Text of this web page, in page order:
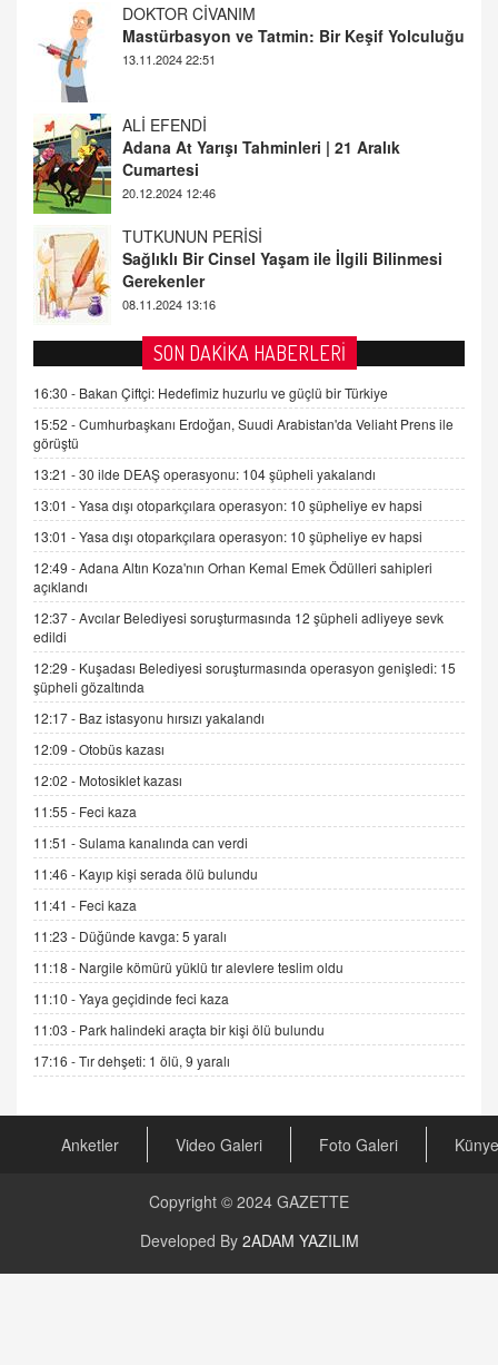
ALİ EFENDİ
Adana At Yarışı Tahminleri | 21 Aralık
Cumartesi
TUTKUNUN PERİSİ
Sağlıklı Bir Cinsel Yaşam ile İlgili Bilinmesi
Gerekenler
08.11.2024 13:16
FARUK ÖNALAN
Tezkere Onaylanmasaydı…
2 Kasım 2021 Salı 00:11
AV. DOĞAN CAN DOĞAN
Kişisel verilerin korunması ve dijital hukukun
gelişimi
15.09.2025 16:17
SEHER EREK
Kış Ayları Geldi, Hangi Önlemler Alınmalı?
9.12.2025 10:11
İNCİ GÜL AKÖL
06.07.2026 13:00
ADEM AKÖL
Esed Destekçilerinin Yüzüne Vurulan Şamar:
Sednaya
11.12.2024 12:30
DR. EKREM ASLAN
Gerçek Ne, Algı Ne? "Beraber Yürüyoruz"
Cümlesinin Peşinden
19.07.2025 12:45
GÖNÜL MENEKŞE
Şifacının Yolu
04.11.2025 12:56
AV. RÜMEYSA ÖZKALE
Kira Uyuşmazlıklarında Dava Açmadan Önce
Arabulucuya Başvuru Şartı
CAN UĞURATEŞ
Değişen yapısıyla Suriye
GÜNLÜK BURÇ YORUMU
SON DAKİKA HABERLERİ
16:30 - Bakan Çiftçi: Hedefimiz huzurlu ve güçlü bir Türkiye
15:52 -Cumhurbaşkanı Erdoğan, Suudi Arabistan'da Veliaht Prens ile
görüştü
13:21 -30 ilde DEAŞ operasyonu: 104 şüpheli yakalandı
13:01 -Yasa dışı otoparkçılara operasyon: 10 şüpheliye ev hapsi
13:01 -Yasa dışı otoparkçılara operasyon: 10 şüpheliye ev hapsi
12:49 -Adana Altın Koza'nın Orhan Kemal Emek Ödülleri sahipleri
açıklandı
12:37 -Avcılar Belediyesi soruşturmasında 12 şüpheli adliyeye sevk
edildi
12:29 - Kuşadası Belediyesi soruşturmasında operasyon genişledi: 15
şüpheli gözaltında
12:17 - Baz istasyonu hırsızı yakalandı
12:09 -Otobüs kazası
12:02 - Motosiklet kazası
11:55 - Feci kaza
11:51 -Sulama kanalında can verdi
11:46 - Kayıp kişi serada ölü bulundu
11:41 - Feci kaza
11:23 - Düğünde kavga: 5 yaralı
11:18 - Nargile kömürü yüklü tır alevlere teslim oldu
11:10 -Yaya geçidinde feci kaza
11:03 - Park halindeki araçta bir kişi ölü bulundu
17:16 -Tır dehşeti: 1 ölü, 9 yaralı
Anketler Video Galeri Foto Galeri Künye
Copyright © 2024 GAZETTE
Developed By 2ADAM YAZILIM